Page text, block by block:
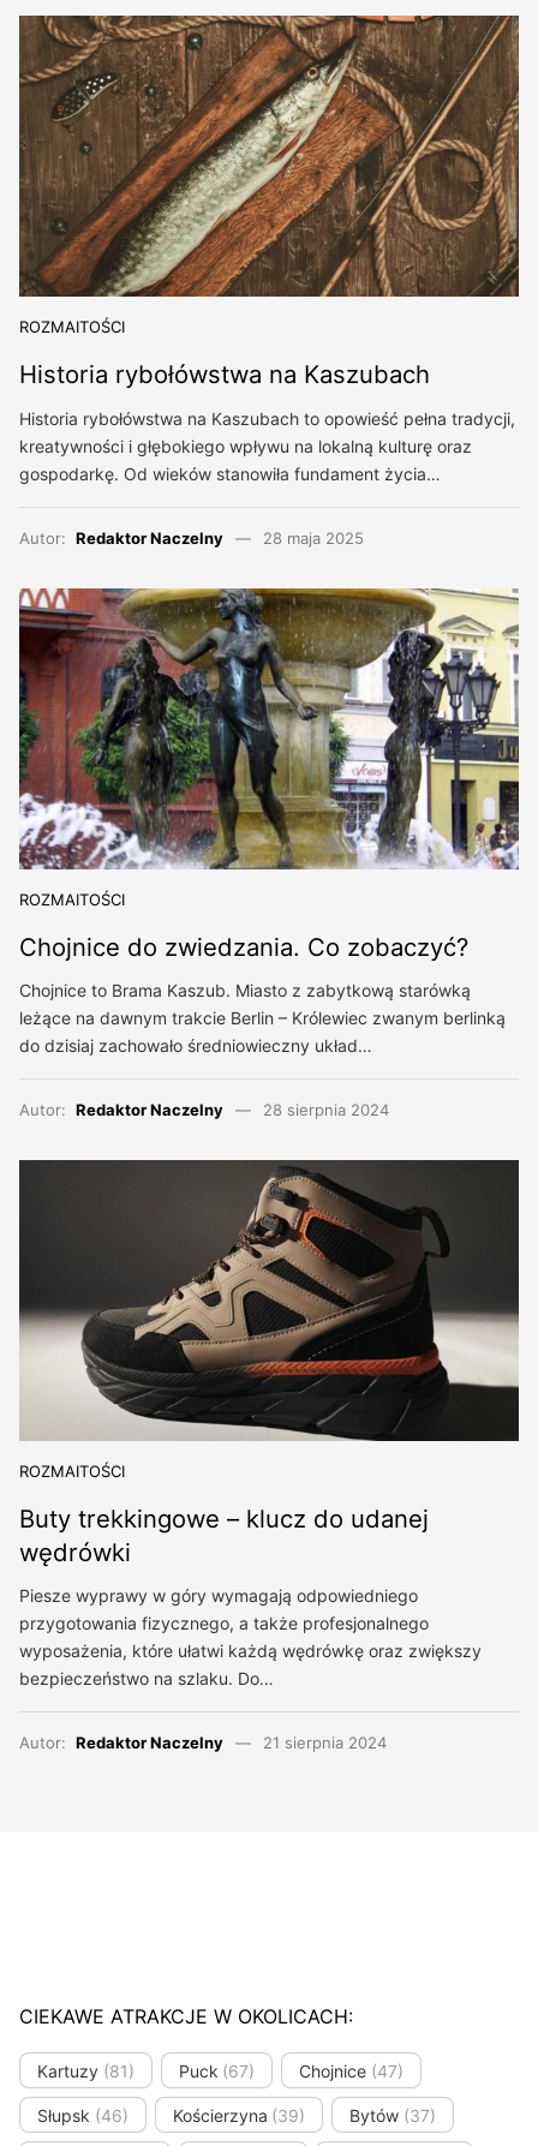
ROZMAITOŚCI
Historia rybołówstwa na Kaszubach
Historia rybołówstwa na Kaszubach to opowieść pełna tradycji,
kreatywności i głębokiego wpływu na lokalną kulturę oraz
gospodarkę. Od wieków stanowiła fundament życia…
Autor: Redaktor Naczelny 28 maja 2025
ROZMAITOŚCI
Chojnice do zwiedzania. Co zobaczyć?
Chojnice to Brama Kaszub. Miasto z zabytkową starówką
leżące na dawnym trakcie Berlin – Królewiec zwanym berlinką
do dzisiaj zachowało średniowieczny układ…
Autor: Redaktor Naczelny 28 sierpnia 2024
ROZMAITOŚCI
Buty trekkingowe – klucz do udanej
wędrówki
Piesze wyprawy w góry wymagają odpowiedniego
przygotowania fizycznego, a także profesjonalnego
wyposażenia, które ułatwi każdą wędrówkę oraz zwiększy
bezpieczeństwo na szlaku. Do…
Autor: Redaktor Naczelny 21 sierpnia 2024
CIEKAWE ATRAKCJE W OKOLICACH:
Kartuzy (81) Puck (67) Chojnice (47)
Słupsk (46) Kościerzyna (39) Bytów (37)